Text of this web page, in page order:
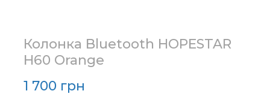
Колонка Bluetooth HOPESTAR
H60 Orange
1 700 грн